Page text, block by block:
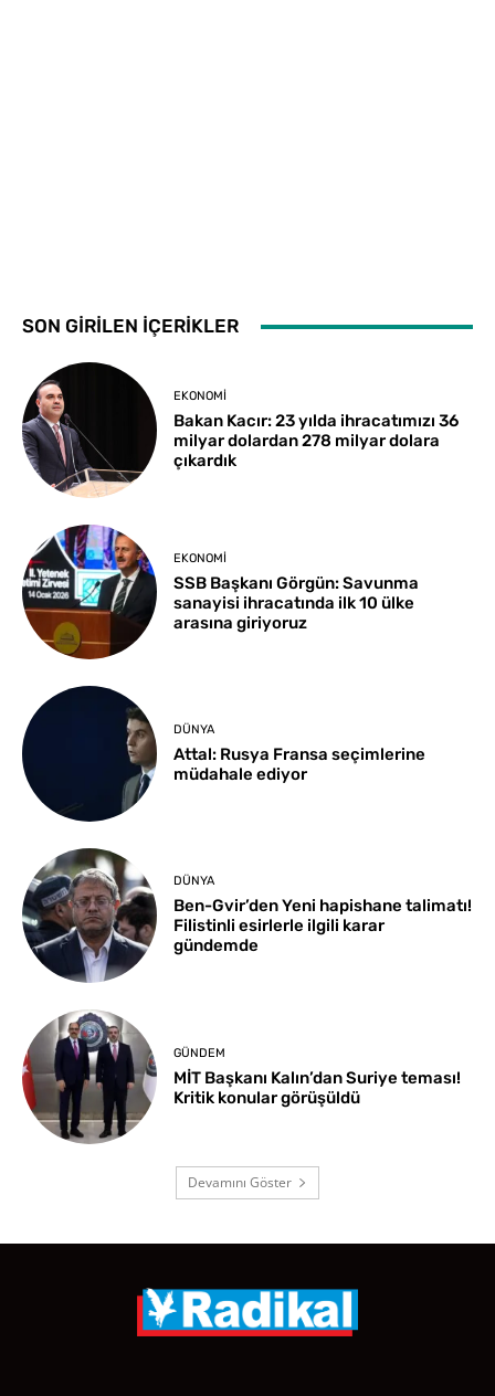
SON GİRİLEN İÇERİKLER
EKONOMI
Bakan Kacır: 23 yılda ihracatımızı 36
milyar dolardan 278 milyar dolara
çıkardık
EKONOMI
SSB Başkanı Görgün: Savunma
sanayisi ihracatında ilk 10 ülke
arasına giriyoruz
DÜNYA
Attal: Rusya Fransa seçimlerine
müdahale ediyor
DÜNYA
Ben-Gvir’den Yeni hapishane talimatı!
Filistinli esirlerle ilgili karar
gündemde
GÜNDEM
MİT Başkanı Kalın’dan Suriye teması!
Kritik konular görüşüldü
Devamını Göster